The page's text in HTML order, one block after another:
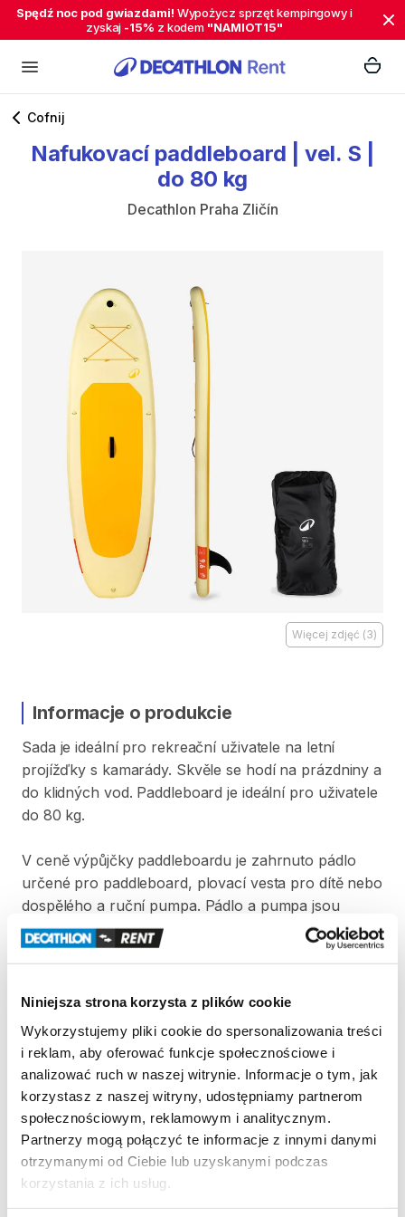
Niniejsza strona korzysta z plików cookie
Wykorzystujemy pliki cookie do spersonalizowania treści
i reklam, aby oferować funkcje społecznościowe i
analizować ruch w naszej witrynie. Informacje o tym, jak
korzystasz z naszej witryny, udostępniamy partnerom
społecznościowym, reklamowym i analitycznym.
Partnerzy mogą połączyć te informacje z innymi danymi
otrzymanymi od Ciebie lub uzyskanymi podczas
korzystania z ich usług.
Spędź noc pod gwiazdami! Wypożycz sprzęt kempingowy i
zyskaj -15% z kodem "NAMIOT15"
Cofnij
Nafukovací paddleboard vel. S
do 80 kg
Decathlon Praha Zličín
Więcej zdjęć (3)
Informacje o produkcie
Sada je ideální pro rekreační uživatele na letní
projížďky s kamarády. Skvěle se hodí na prázdniny a
do klidných vod. Paddleboard je ideální pro uživatele
do 80 kg.
V ceně výpůjčky paddleboardu je zahrnuto pádlo
určené pro paddleboard​​​​​​​​​​​​​​​​​​​​,​ plovací vesta pro dítě nebo
dospělého a ruční pumpa. Pádlo a pumpa jsou
součástí přepravního
Zasady wypożyczenia
REGULAMIN
Regulamin wypożyczalni
KAUCJA